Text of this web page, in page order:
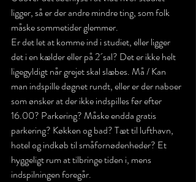
ligger, så er der andre mindre ting, som folk
måske sommetider glemmer.
Er det let at komme ind i studiet, eller ligger
det i en kælder eller på 2´sal? Det er ikke helt
ligegyldigt når grejet skal slæbes. Må / Kan
man indspille døgnet rundt, eller er der naboer
som ønsker at der ikke indspilles før efter
16.00? Parkering? Måske endda gratis
parkering? Køkken og bad? Tæt til lufthavn,
hotel og indkøb til småfornødenheder? Et
hyggeligt rum at tilbringe tiden i, mens
indspilningen foregår.